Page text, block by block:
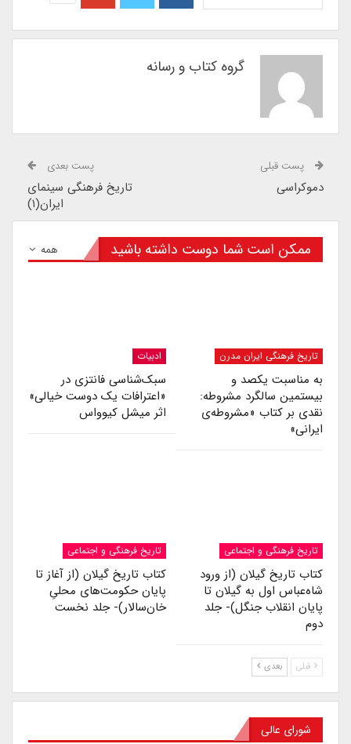
گروه کتاب و رسانه
پست قبلی
دموکراسی
پست بعدی
تاریخ فرهنگی سینمای
ایران(۱)
همه ممکن است شما دوست داشته باشید
تاریخ فرهنگی ایران مدرن
به مناسبت یکصد و
بیستمین سالگرد مشروطه:
نقدی بر کتاب «مشروطه‌ی
ایرانی»
ادبیات
سبک‌شناسی فانتزی در
«اعترافات یک دوست خیالی»
اثر میشل کیوواس
تاریخ فرهنگی و اجتماعی
کتاب تاریخ گیلان (از ورود
شاه‌عباس اول به گیلان تا
پایان انقلاب جنگل)- جلد
دوم
تاریخ فرهنگی و اجتماعی
کتاب تاریخ گیلان (از آغاز تا
پایان حکومت‌های محلیِ
خان‌سالار)- جلد نخست
قبلی بعدی
شورای عالی